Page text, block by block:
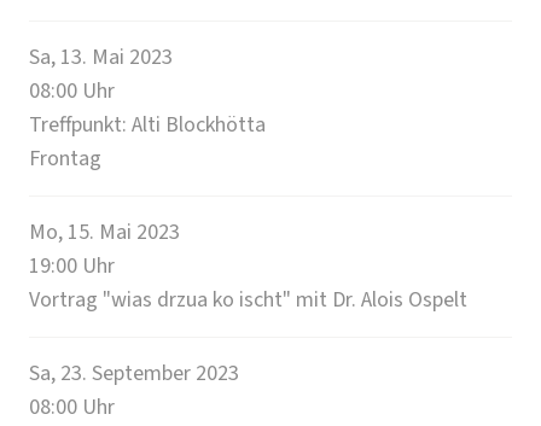
Sa, 13. Mai 2023
08:00 Uhr
Treffpunkt: Alti Blockhötta
Frontag
Mo, 15. Mai 2023
19:00 Uhr
Vortrag "wias drzua ko ischt" mit Dr. Alois Ospelt
Sa, 23. September 2023
08:00 Uhr